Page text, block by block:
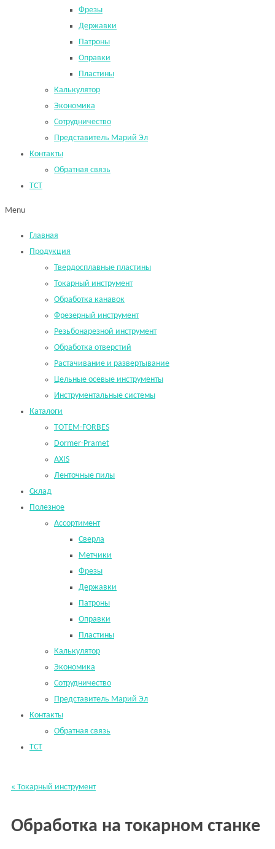
Фрезы
Державки
Патроны
Оправки
Пластины
Калькулятор
Экономика
Сотрудничество
Представитель Марий Эл
Контакты
Обратная связь
TCT
Menu
Главная
Продукция
Твердосплавные пластины
Токарный инструмент
Обработка канавок
Фрезерный инструмент
Резьбонарезной инструмент
Обработка отверстий
Растачивание и развертывание
Цельные осевые инструменты
Инструментальные системы
Каталоги
TOTEM-FORBES
Dormer-Pramet
AXIS
Ленточные пилы
Склад
Полезное
Ассортимент
Сверла
Метчики
Фрезы
Державки
Патроны
Оправки
Пластины
Калькулятор
Экономика
Сотрудничество
Представитель Марий Эл
Контакты
Обратная связь
TCT
« Токарный инструмент
Обработка на токарном станке